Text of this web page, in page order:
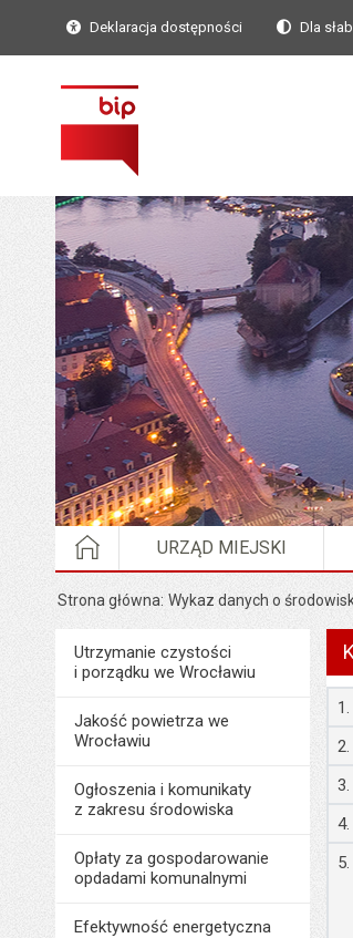
Deklaracja dostępności Dla
STRONA GŁÓWNA
URZĄD MIEJSKI
Strona główna Wykaz danych o
MenuŚrodowisko i ekologia
Utrzymanie czystości
i porządku we Wrocławiu
Jakość powietrza we
Wrocławiu
Ogłoszenia i komunikaty
z zakresu środowiska
Opłaty za gospodarowanie
opdadami komunalnymi
Efektywność energetyczna
1.
2.
3.
4.
5.